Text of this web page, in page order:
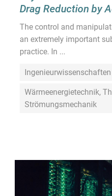
Drag Reduction by
The control and
an extremely important
practice. In ...
Ingenieurwissenschaften
Wärmeenergietechnik,
Strömungsmechanik